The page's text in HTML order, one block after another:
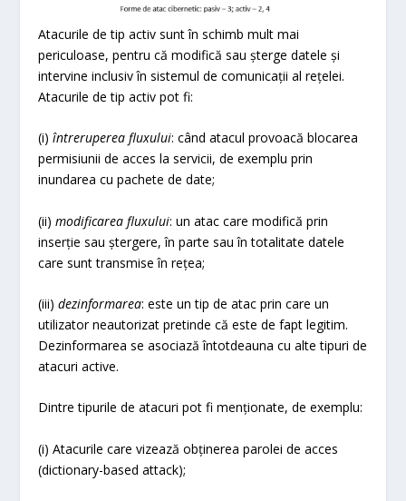
Atacurile de tip activ sunt în schimb mult mai
periculoase, pentru că modifică sau șterge datele și
intervine inclusiv în sistemul de comunicații al rețelei.
Atacurile de tip activ pot fi:
(i)întreruperea fluxului: când atacul provoacă blocarea
permisiunii de acces la servicii, de exemplu prin
inundarea cu pachete de date;
(ii)modificarea fluxului: un atac care modifică prin
inserție sau ștergere, în parte sau în totalitate datele
care sunt transmise în rețea;
(iii)dezinformarea: este un tip de atac prin care un
utilizator neautorizat pretinde că este de fapt legitim.
Dezinformarea se asociază întotdeauna cu alte tipuri de
atacuri active.
Dintre tipurile de atacuri pot fi menționate, de exemplu:
(i) Atacurile care vizează obținerea parolei de acces
(dictionary-based attack);